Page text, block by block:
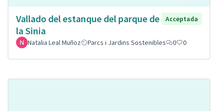
Vallado del estanque del parque de
la Sinia
Acceptada
Natalia Leal Muñoz Parcs i Jardins Sostenibles 0 0